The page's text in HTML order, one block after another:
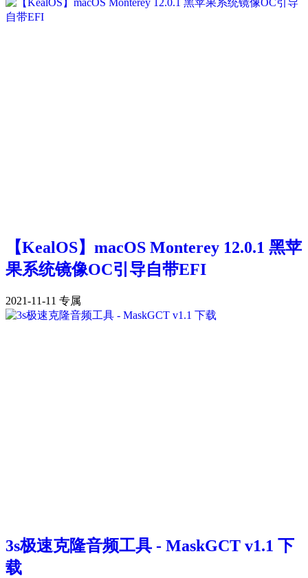
【KealOS】macOS Monterey 12.0.1 黑苹
果系统镜像OC引导自带EFI
2021-11-11 专属
3s极速克隆音频工具 - MaskGCT v1.1 下
载